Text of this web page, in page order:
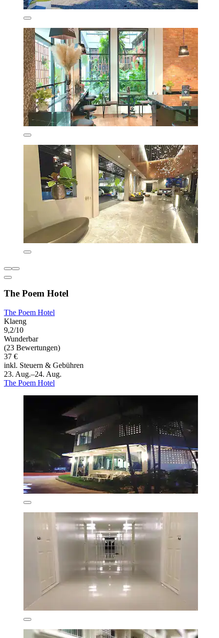
The Poem Hotel
The Poem Hotel
Klaeng
9,2/10
Wunderbar
(23 Bewertungen)
37 €
inkl. Steuern & Gebühren
23. Aug.–24. Aug.
The Poem Hotel